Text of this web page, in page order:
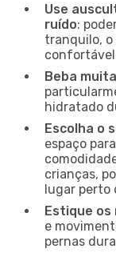
Use
ruído:
tranquilo, o
Beba
hidratado
Escolha o
espaço
crianças,
lugar perto
Estique os
e
pernas